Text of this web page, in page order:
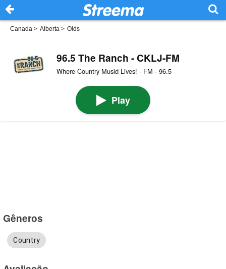
Canada > Alberta > Olds
96.5 The Ranch - CKLJ-FM
Where Country Musid Lives! · FM · 96.5
Play
Gêneros
Country